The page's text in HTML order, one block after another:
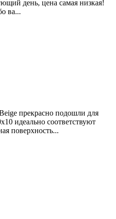
день, цена самая низкая!
ва...
прекрасно подошли для
идеально соответствуют
поверхность...